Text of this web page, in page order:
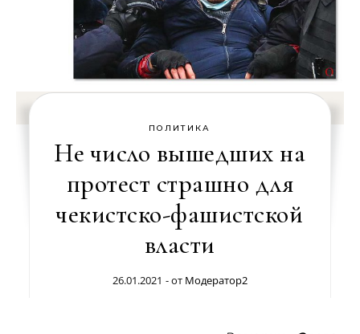
ПОЛИТИКА
Не число вышедших на
протест страшно для
чекистско-фашистской
власти
26.01.2021 - от Модератор2